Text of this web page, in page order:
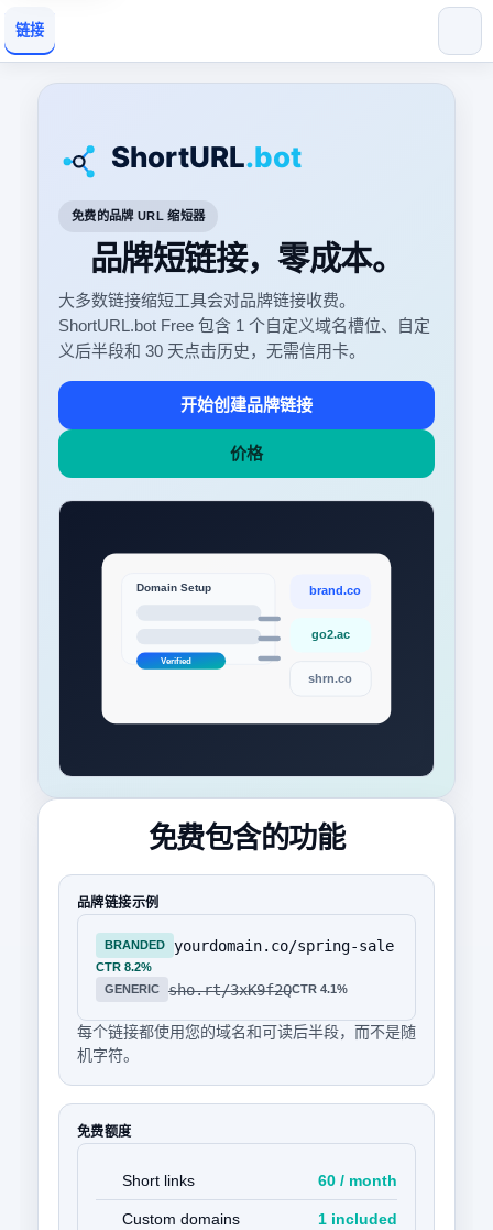
链接
免费的品牌 URL 缩短器
品牌短链接，零成本。
大多数链接缩短工具会对品牌链接收费。
ShortURL.bot Free 包含 1 个自定义域名槽位、自定
义后半段和 30 天点击历史，无需信用卡。
开始创建品牌链接
价格
免费包含的功能
品牌链接示例
BRANDED yourdomain.co/spring-sale
CTR 8.2%
GENERIC
sho.rt/3xK9f2QCTR 4.1%
每个链接都使用您的域名和可读后半段，而不是随
机字符。
免费额度
Short links 60 / month
Custom domains 1 included